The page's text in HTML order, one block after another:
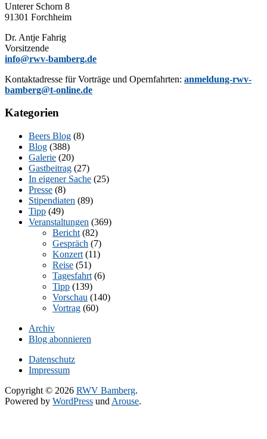
Un­te­rer Schorn 8
91301 Forchheim
Dr. Ant­je Fahrig
Vorsitzende
info@rwv-bamberg.de
Kon­takt­adres­se für Vor­trä­ge und Opern­fahr­ten: anmeldung-rwv-
bamberg@t-online.de
Kategorien
Beers Blog (8)
Blog (388)
Galerie (20)
Gastbeitrag (27)
In eigener Sache (25)
Presse (8)
Stipendiaten (89)
Tipp (49)
Veranstaltungen (369)
Bericht (82)
Gespräch (7)
Konzert (11)
Reise (51)
Tagesfahrt (6)
Tipp (139)
Vorschau (140)
Vortrag (60)
Archiv
Blog abonnieren
Datenschutz
Impressum
Copyright © 2026 RWV Bamberg.
Powered by WordPress und Arouse.